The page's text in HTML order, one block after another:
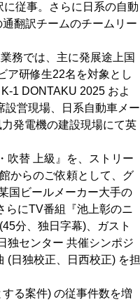
従事。さらに日系の自動
翻訳チームのチームリー
務では、主に発展途上国
ア研修生22名を対象とし
1 DONTAKU 2025 およ
設営現場、日系自動車メー
発電機の建設現場にて英
吹替 上級』を、ストリー
からのご依頼として、グ
国ビールメーカー大手の
らにTV番組『池上彰のニ
分、独日字幕)、ガスト
独センター 共催シンポジ
(日独校正、日西校正) を担
る案件) の従事件数を増